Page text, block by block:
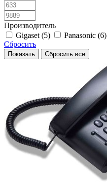
Производитель
Gigaset (5)
Panasonic (6)
Сбросить